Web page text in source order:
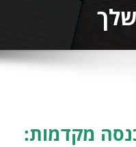
מקדמות: